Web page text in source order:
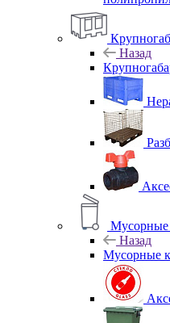
Назад
Мусорные
Назад
Мусорные